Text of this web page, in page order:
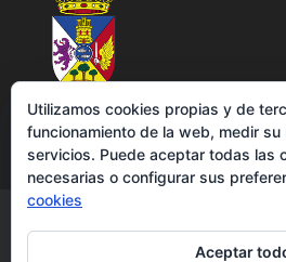
Política de cookies
Utilizamos cookies propias y de
funcionamiento de la web, medir
servicios. Puede aceptar todas las
necesarias o configurar sus
cookies
Aceptar